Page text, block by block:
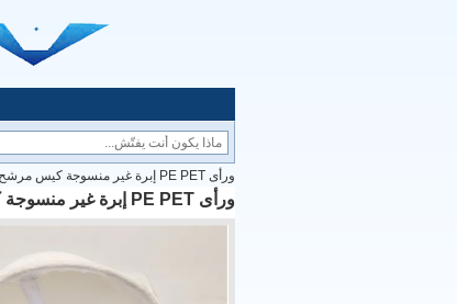
ورأى PE PET إبرة غير منسوجة كيس مرشح البوليستر لترشيح السائل
ورأى PE PET إبرة غير منسوجة كيس مرشح البوليستر لترشيح السائل